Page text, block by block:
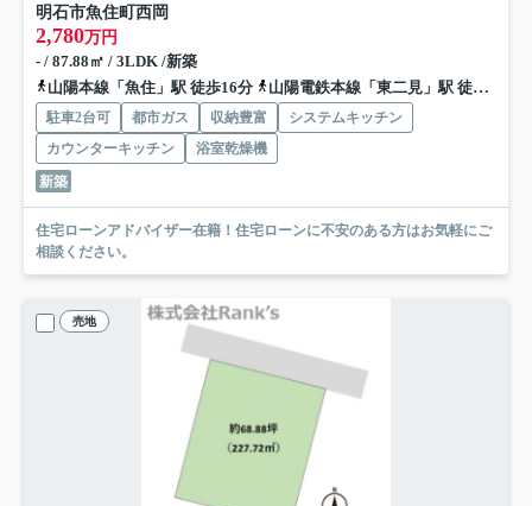
明石市魚住町西岡
2,780万円
- / 87.88㎡ / 3LDK /新築
山陽本線「魚住」駅 徒歩16分
山陽電鉄本線「東二見」駅 徒歩17分
駐車2台可 都市ガス 収納豊富
システムキッチン
カウンターキッチン
浴室乾燥機
新築
住宅ローンアドバイザー在籍！住宅ローンに不安のある方はお気軽にご
相談ください。
売地